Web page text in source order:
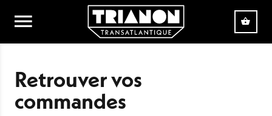
Aller au contenu principal
Retrouver vos
commandes